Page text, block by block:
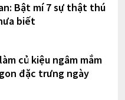
Bật mí 7 sự thật thú
biết
củ kiệu ngâm mắm
đặc trưng ngày